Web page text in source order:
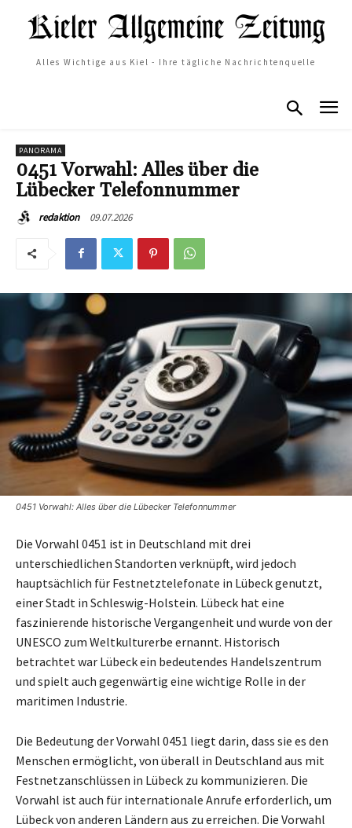
Alles Wichtige aus Kiel - Ihre tägliche Nachrichtenquelle
PANORAMA
0451 Vorwahl: Alles über die
Lübecker Telefonnummer
redaktion 09.07.2026
0451 Vorwahl: Alles über die Lübecker Telefonnummer
Die Vorwahl 0451 ist in Deutschland mit drei
unterschiedlichen Standorten verknüpft, wird jedoch
hauptsächlich für Festnetztelefonate in Lübeck genutzt,
einer Stadt in Schleswig-Holstein. Lübeck hat eine
faszinierende historische Vergangenheit und wurde von der
UNESCO zum Weltkulturerbe ernannt. Historisch
betrachtet war Lübeck ein bedeutendes Handelszentrum
und spielt auch gegenwärtig eine wichtige Rolle in der
maritimen Industrie.
Die Bedeutung der Vorwahl 0451 liegt darin, dass sie es den
Menschen ermöglicht, von überall in Deutschland aus mit
Festnetzanschlüssen in Lübeck zu kommunizieren. Die
Vorwahl ist auch für internationale Anrufe erforderlich, um
Lübeck von anderen Ländern aus zu erreichen. Die Vorwahl